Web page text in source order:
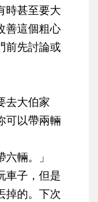
時甚至要大
善這個粗心
前先討論或
去大伯家
可以帶兩輛
輛。」
車子，但是
掉的。下次